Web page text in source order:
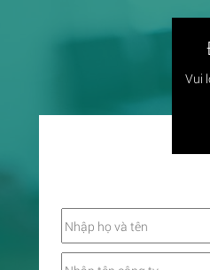
Vui